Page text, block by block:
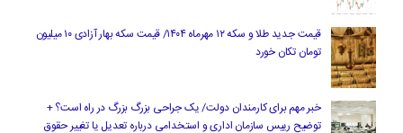
قیمت جدید طلا و سکه ۱۲ مهرماه ۱۴۰۴/ قیمت سکه بهار آزادی ۱۰ میلیون
تومان تکان خورد
خبر مهم برای کارمندان دولت/ یک جراحی بزرگ بزرگ در راه است؟ +
توضیح رییس سازمان اداری و استخدامی درباره تعدیل یا تغییر حقوق